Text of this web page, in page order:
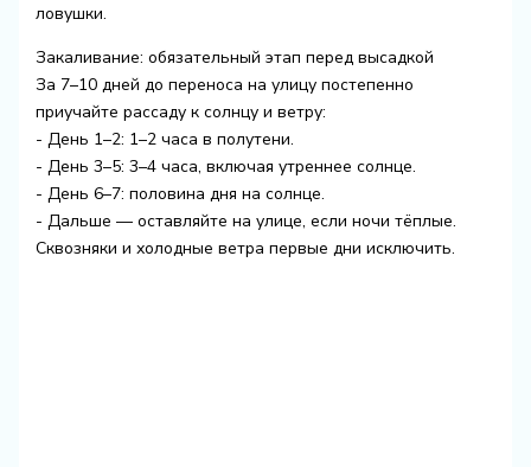
ловушки.
Закаливание: обязательный этап перед высадкой
За 7–10 дней до переноса на улицу постепенно
приучайте рассаду к солнцу и ветру:
- День 1–2: 1–2 часа в полутени.
- День 3–5: 3–4 часа, включая утреннее солнце.
- День 6–7: половина дня на солнце.
- Дальше — оставляйте на улице, если ночи тёплые.
Сквозняки и холодные ветра первые дни исключить.